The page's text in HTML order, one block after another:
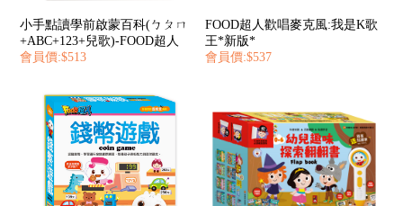
小手點讀學前啟蒙百科(ㄅㄆㄇ
+ABC+123+兒歌)-FOOD超人
會員價:$513
FOOD超人歡唱麥克風:我是K歌
王*新版*
會員價:$537